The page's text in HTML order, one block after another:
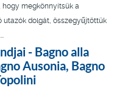
hogy megkönnyítsük a
utazók dolgát, összegyűjtöttük
- Bagno alla
Ausonia, Bagno